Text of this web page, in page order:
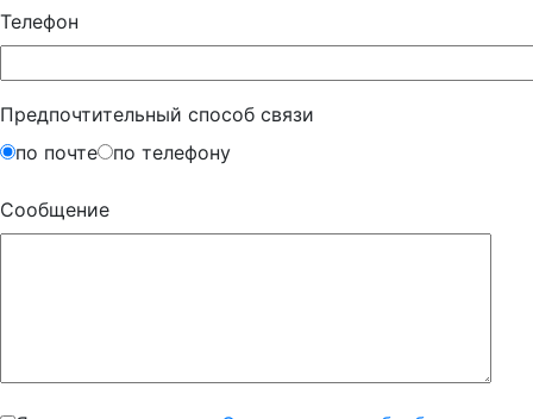
Телефон
Предпочтительный способ связи
по почте
по телефону
Сообщение